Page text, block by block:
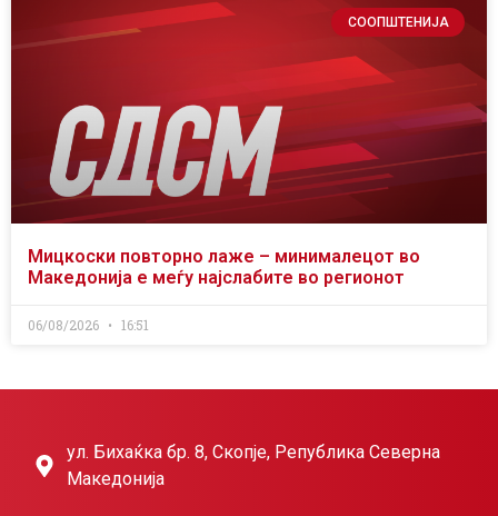
СООПШТЕНИЈА
Мицкоски повторно лаже – минималецот во
Македонија е меѓу најслабите во регионот
06/08/2026 16:51
ул. Бихаќка бр. 8, Скопје, Република Северна
Македонија